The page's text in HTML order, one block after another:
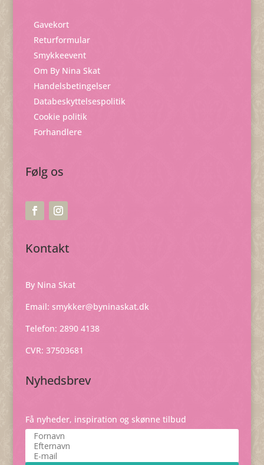
Gavekort
Returformular
Smykkeevent
Om By Nina Skat
Handelsbetingelser
Databeskyttelsespolitik
Cookie politik
Forhandlere
Følg os
Kontakt
By Nina Skat
Email: smykker@byninaskat.dk
Telefon: 2890 4138
CVR: 37503681
Nyhedsbrev
Få nyheder, inspiration og skønne tilbud